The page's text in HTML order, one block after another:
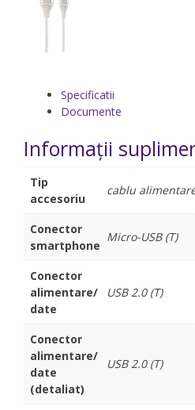
Specificatii
Documente
Informații
Tip
accesoriu
cablu
Conector
smartphone
Micro-USB (T)
Conector
alimentare/
date
USB 2.0 (T)
Conector
alimentare/
date
(detaliat)
USB 2.0 (T)